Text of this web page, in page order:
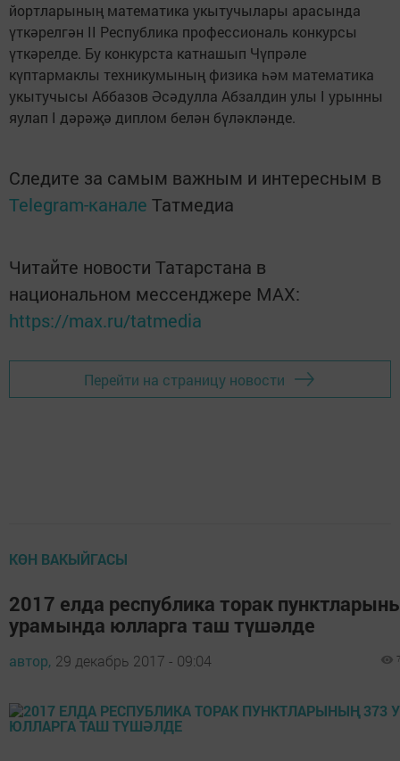
йортларының математика укытучылары арасында
үткәрелгән II Республика профессиональ конкурсы
үткәрелде. Бу конкурста катнашып Чүпрәле
күптармаклы техникумының физика һәм математика
укытучысы Аббазов Әсәдулла Абзалдин улы I урынны
яулап I дәрәҗә диплом белән бүләкләнде.
Следите за самым важным и интересным в
Telegram-канале Татмедиа
Читайте новости Татарстана в
национальном мессенджере MАХ:
https://max.ru/tatmedia
Перейти на страницу новости
КӨН ВАКЫЙГАСЫ
2017 елда республика торак
урамында юлларга таш түшәлде
автор, 29 декабрь 2017 - 09:04